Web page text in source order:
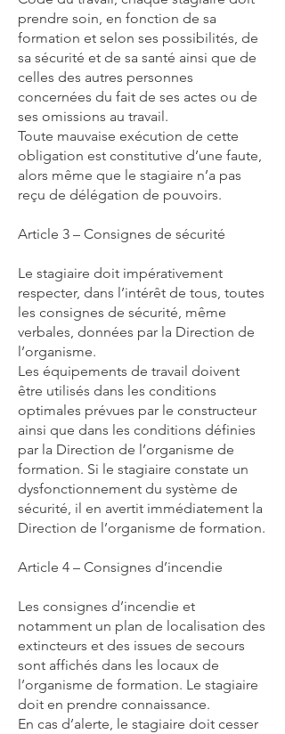
prendre soin, en fonction de sa
formation et selon ses possibilités, de
sa sécurité et de sa santé ainsi que de
celles des autres personnes
concernées du fait de ses actes ou de
ses omissions au travail.
Toute mauvaise exécution de cette
obligation est constitutive d’une faute,
alors même que le stagiaire n’a pas
reçu de délégation de pouvoirs.
Article 3 – Consignes de sécurité
Le stagiaire doit impérativement
respecter, dans l’intérêt de tous, toutes
les consignes de sécurité, même
verbales, données par la Direction de
l’organisme.
Les équipements de travail doivent
être utilisés dans les conditions
optimales prévues par le constructeur
ainsi que dans les conditions définies
par la Direction de l’organisme de
formation. Si le stagiaire constate un
dysfonctionnement du système de
sécurité, il en avertit immédiatement la
Direction de l’organisme de formation.
Article 4 – Consignes d’incendie
Les consignes d’incendie et
notamment un plan de localisation des
extincteurs et des issues de secours
sont affichés dans les locaux de
l’organisme de formation. Le stagiaire
doit en prendre connaissance.
En cas d’alerte, le stagiaire doit cesser